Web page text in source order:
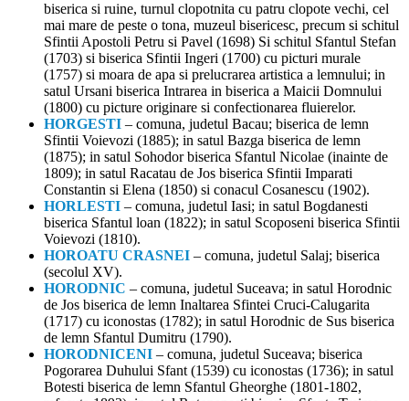
biserica si ruine, turnul clopotnita cu patru clopote vechi, cel
mai mare de peste o tona, muzeul bisericesc, precum si schitul
Sfintii Apostoli Petru si Pavel (1698) Si schitul Sfantul Stefan
(1703) si biserica Sfintii Ingeri (1700) cu picturi murale
(1757) si moara de apa si prelucrarea artistica a lemnului; in
satul Ursani biserica Intrarea in biserica a Maicii Domnului
(1800) cu picture originare si confectionarea fluierelor.
HORGESTI – comuna, judetul Bacau; biserica de lemn
Sfintii Voievozi (1885); in satul Bazga biserica de lemn
(1875); in satul Sohodor biserica Sfantul Nicolae (inainte de
1809); in satul Racatau de Jos biserica Sfintii Imparati
Constantin si Elena (1850) si conacul Cosanescu (1902).
HORLESTI – comuna, judetul Iasi; in satul Bogdanesti
biserica Sfantul loan (1822); in satul Scoposeni biserica Sfintii
Voievozi (1810).
HOROATU CRASNEI – comuna, judetul Salaj; biserica
(secolul XV).
HORODNIC – comuna, judetul Suceava; in satul Horodnic
de Jos biserica de lemn Inaltarea Sfintei Cruci-Calugarita
(1717) cu iconostas (1782); in satul Horodnic de Sus biserica
de lemn Sfantul Dumitru (1790).
HORODNICENI – comuna, judetul Suceava; biserica
Pogorarea Duhului Sfant (1539) cu iconostas (1736); in satul
Botesti biserica de lemn Sfantul Gheorghe (1801-1802,